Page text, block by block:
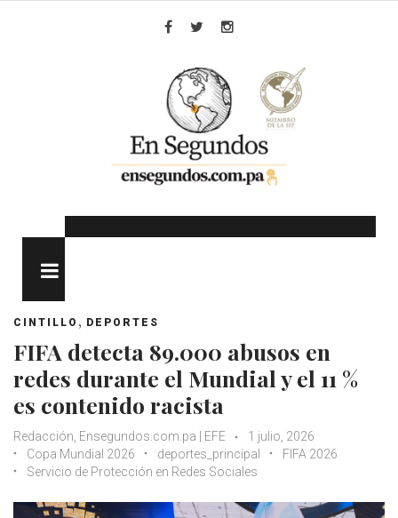
CINTILLO , DEPORTES
FIFA detecta 89.000 abusos en
redes durante el Mundial y el 11 %
es contenido racista
Redacción, Ensegundos.com.pa | EFE
1 julio, 2026
Copa Mundial 2026
deportes_principal
FIFA 2026
Servicio de Protección en Redes Sociales